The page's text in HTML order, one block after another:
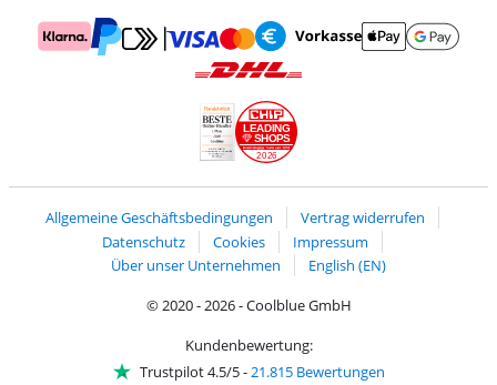
Zahlung mit PayPal
Zahlung mit Mastercard und Visa über Click to Pay
Zahlung mit Vorkasse
2026
LEADING
SHOPS
Allgemeine Geschäftsbedingungen
Vertrag widerrufen
Datenschutz
Cookies
Impressum
Über unser Unternehmen
English (EN)
© 2020 - 2026 - Coolblue GmbH
Kundenbewertung:
Trustpilot 4.5/5-21.815 Bewertungen